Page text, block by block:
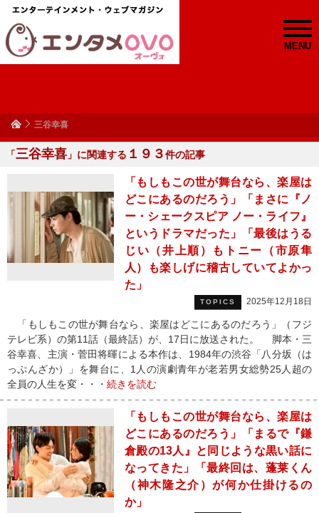
MENU
三谷幸喜
「三谷幸喜 」に関連する １９３件の記事
「もしもこの世が舞台なら、楽屋は
どこにあるのだろう」「まさに『ノ
ー・シェークスピア ノー・ライフ』
というドラマだった」「最後はうる
じい（井上順）もトニー（市原隼
人）も楽しげに稽古していてよかっ
た」
TOPICS 2025年12月18日
「もしもこの世が舞台なら、楽屋はどこにあるのだろう」（フジ
テレビ系）の第11話（最終話）が、17日に放送された。 脚本・三
谷幸喜、主演・菅田将暉による本作は、1984年の渋谷「八分坂（は
っぷんざか）」を舞台に、1人の演劇青年が老若男女総勢25人超の
全員の人生を変・・・ 続きを読む
「もしもこの世が舞台なら、楽屋は
どこにあるのだろう」「まるで『鎌
倉殿の13人』と同じような黒い話に
なってきた」「最終回は、蓬莱くん
（神木隆之介）が何か仕掛けるの
か」